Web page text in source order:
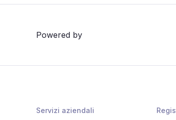
Powered by
Servizi aziendali